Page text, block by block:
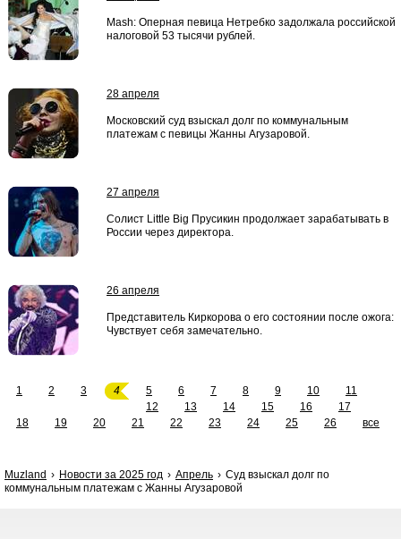
Mash: Оперная певица Нетребко задолжала российской
налоговой 53 тысячи рублей.
28 апреля
Московский суд взыскал долг по коммунальным
платежам с певицы Жанны Агузаровой.
27 апреля
Солист Little Big Прусикин продолжает зарабатывать в
России через директора.
26 апреля
Представитель Киркорова о его состоянии после ожога:
Чувствует себя замечательно.
1 2 3 4 5 6 7 8 9 10
11
12
13 14 15 16
17
18
19 20 21 22 23 24 25 26 все
Muzland Новости за 2025 год Апрель
Суд взыскал долг по
коммунальным платежам с Жанны Агузаровой